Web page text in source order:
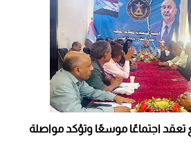
تعقد اجتماعًا موسعًا وتؤكد مواصلة